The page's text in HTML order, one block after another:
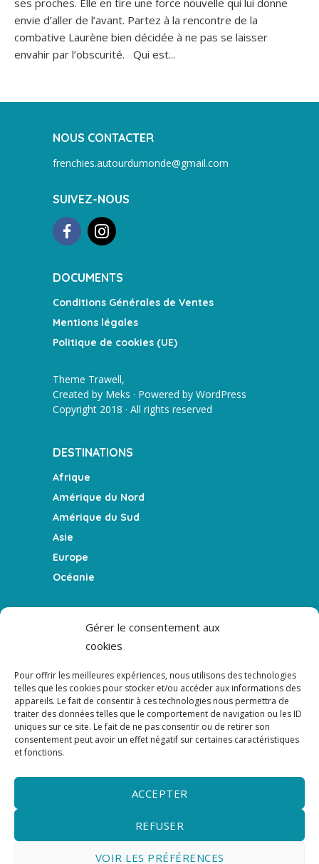
Gérer le consentement aux
cookies
Pour offrir les meilleures expériences, nous utilisons des technologies
telles que les cookies pour stocker et/ou accéder aux informations des
appareils. Le fait de consentir à ces technologies nous permettra de
traiter des données telles que le comportement de navigation ou les ID
uniques sur ce site. Le fait de ne pas consentir ou de retirer son
consentement peut avoir un effet négatif sur certaines caractéristiques
et fonctions.
ACCEPTER
REFUSER
VOIR LES PRÉFÉRENCES
envie d’aller de l’avant. Partez à la rencontre de la
combative Laurène bien décidée à ne pas se laisser
envahir par l’obscurité. Qui est...
NOUS CONTACTER
frenchies.autourdumonde@gmail.com
SUIVEZ-NOUS
DOCUMENTS
Conditions Générales de Ventes
Mentions légales
Politique de cookies (UE)
Theme Trawell,
Created by Meks · Powered by WordPress
Copyright 2018 · All rights reserved
DESTINATIONS
Afrique
Amérique du Nord
Amérique du Sud
Asie
Europe
Océanie
FEATURES
Le blog
Témoigner
Le podcast
NEWSLETTER
NEWSLETTER - Ne rien manquer de l'actualité
du podcast, du blog et des guides.